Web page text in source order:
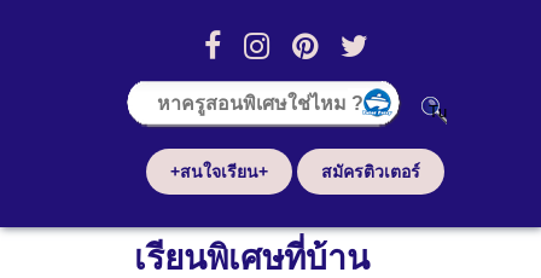
+สนใจเรียน+ สมัครติวเตอร์
เรียนพิเศษที่บ้าน